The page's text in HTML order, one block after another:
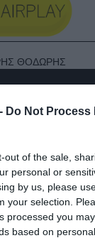
Do Not Process
out of the sale,
personal or
by us, please
your selection.
processed you
based on
ΘΟΔΩΡΗΣ